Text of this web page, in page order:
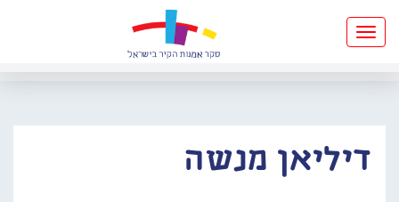
Toggle
navigation
דיליאן מנשה